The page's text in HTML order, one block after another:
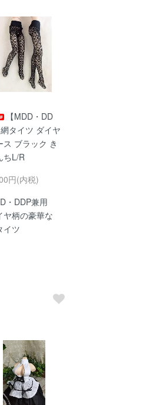
【MDD・DD
タイツ ダイヤ
ス ブラック き
ちL/R
円(内税)
・DDP兼用
ヤ柄の豪華な
イツ